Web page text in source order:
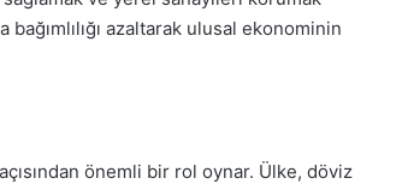
azaltarak ulusal ekonominin
önemli bir rol oynar. Ülke, döviz